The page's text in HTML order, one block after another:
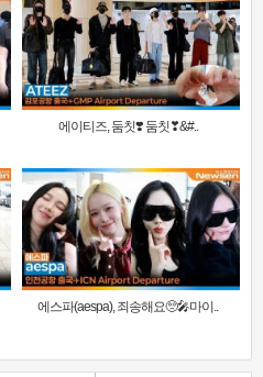
에이티즈, 둠칫❣️ 둠칫❣&#..
에스파(aespa), 죄송해요🥺🎤마이..